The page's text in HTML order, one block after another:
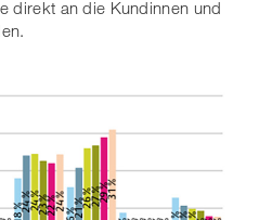
direkt an die Kundinnen und